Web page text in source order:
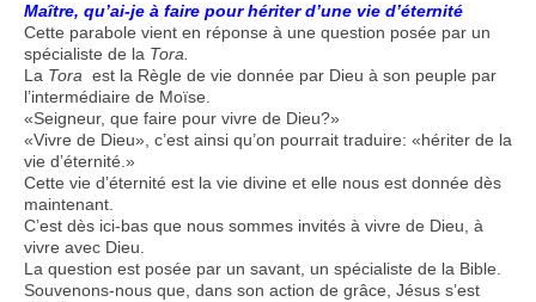
Maître, qu’ai-je à faire pour hériter d’une vie d’éternité
Cette parabole vient en réponse à une question posée par un
spécialiste de la Tora.
La Tora est la Règle de vie donnée par Dieu à son peuple par
l’intermédiaire de Moïse.
«Seigneur, que faire pour vivre de Dieu?»
«Vivre de Dieu», c’est ainsi qu’on pourrait traduire: «hériter de la
vie d’éternité.»
Cette vie d’éternité est la vie divine et elle nous est donnée dès
maintenant.
C’est dès ici-bas que nous sommes invités à vivre de Dieu, à
vivre avec Dieu.
La question est posée par un savant, un spécialiste de la Bible.
Souvenons-nous que, dans son action de grâce, Jésus s’est